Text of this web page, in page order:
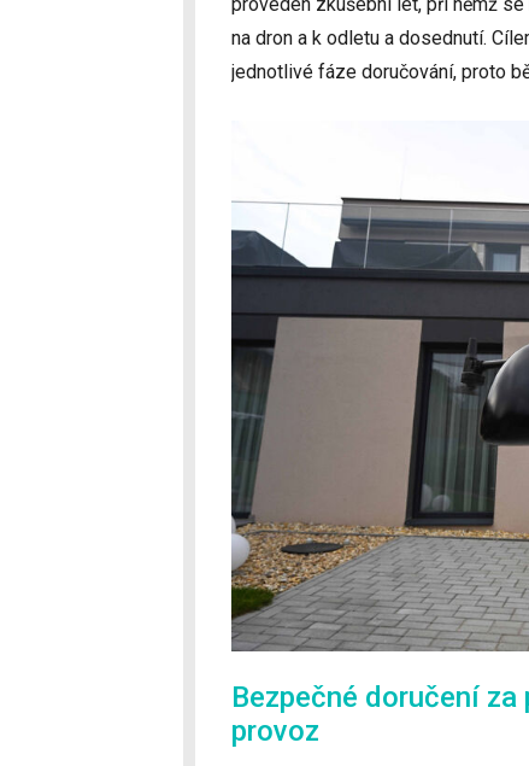
na dron a k odletu a dosednutí.
jednotlivé fáze doručování, proto
Bezpečné doručení
provoz